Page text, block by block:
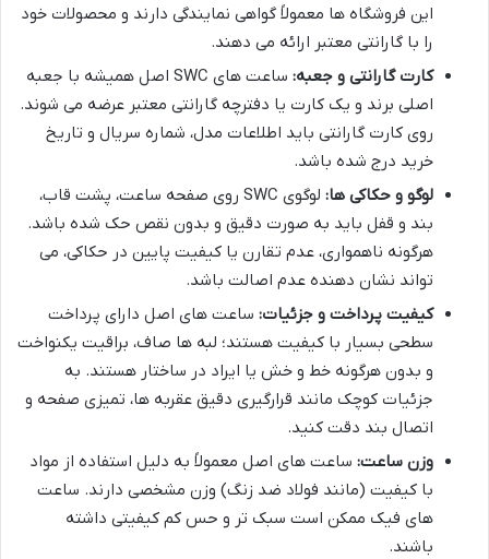
این فروشگاه ها معمولاً گواهی نمایندگی دارند و محصولات خود
را با گارانتی معتبر ارائه می دهند.
کارت گارانتی و جعبه:
ساعت های SWC اصل همیشه با جعبه
اصلی برند و یک کارت یا دفترچه گارانتی معتبر عرضه می شوند.
روی کارت گارانتی باید اطلاعات مدل، شماره سریال و تاریخ
خرید درج شده باشد.
لوگو و حکاکی ها:
لوگوی SWC روی صفحه ساعت، پشت قاب،
بند و قفل باید به صورت دقیق و بدون نقص حک شده باشد.
هرگونه ناهمواری، عدم تقارن یا کیفیت پایین در حکاکی، می
تواند نشان دهنده عدم اصالت باشد.
کیفیت پرداخت و جزئیات: ساعت های اصل دارای پرداخت
سطحی بسیار با کیفیت هستند؛ لبه ها صاف، براقیت یکنواخت
و بدون هرگونه خط و خش یا ایراد در ساختار هستند. به
جزئیات کوچک مانند قرارگیری دقیق عقربه ها، تمیزی صفحه و
اتصال بند دقت کنید.
وزن ساعت: ساعت های اصل معمولاً به دلیل استفاده از مواد
با کیفیت (مانند فولاد ضد زنگ) وزن مشخصی دارند. ساعت
های فیک ممکن است سبک تر و حس کم کیفیتی داشته
باشند.